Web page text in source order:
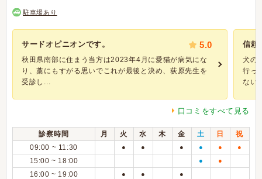
駐車場あり
サードオピニオンです。 5.0
秋田県南部に住まう当方は2023年4月に愛猫が病気にな
り、藁にもすがる思いでこれが最後と決め、荻原先生を
受診し...
信頼
犬の
行っ
ない
口コミをすべて見る
診察時間 月 火 水 木 金 土 日
祝
09:00 ~ 11:30
● ● ● ● ● ●
15:00 ~ 18:00 ● ●
16:00 ~ 19:00 ● ● ●